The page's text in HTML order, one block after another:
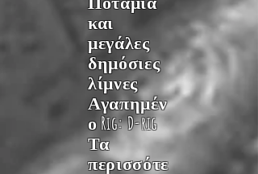
και
μεγάλες
δημόσιες
λίμνες
Αγαπημέν
ο Rig:D-rig
Τα
περισσότε